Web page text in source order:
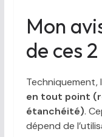
Mon
de ces
Techniquement,
en tout point
étanchéité).
dépend de